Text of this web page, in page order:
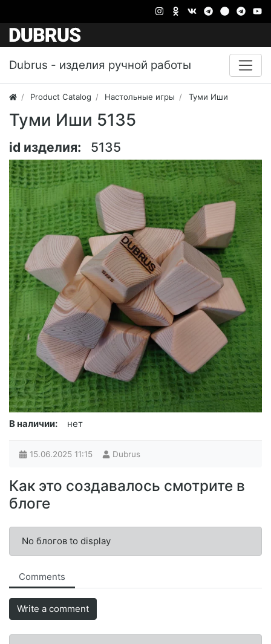
Dubrus - изделия ручной работы
Product Catalog Настольные игры Туми Иши
Туми Иши 5135
id изделия: 5135
В наличии: нет
15.06.2025 11:15 Dubrus
Как это создавалось смотрите в
блоге
No блогов to display
Comments
Write a comment